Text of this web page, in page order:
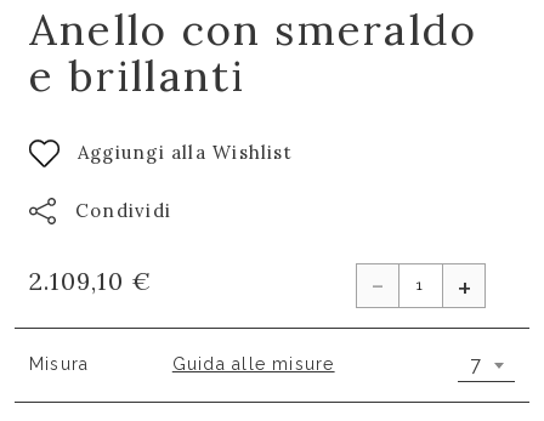
Anello con smeraldo
e brillanti
Aggiungi alla Wishlist
Condividi
2.109,10 € - +
Misura Guida alle misure 7